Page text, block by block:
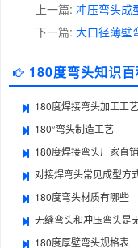
上一篇: 冲压弯头成
下一篇: 大口径薄壁
180度弯头知识
180度焊接弯头加工工艺
180°弯头制造工艺
180度焊接弯头厂家直销
对接焊弯头常见成型方
180度弯头材质有哪些
无缝弯头和冲压弯头是
180度厚壁弯头规格表